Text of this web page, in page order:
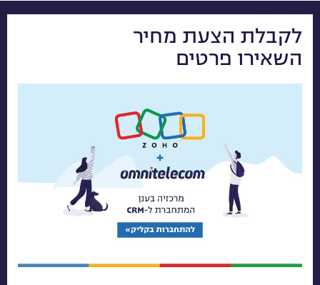
לקבלת הצעת מחיר
השאירו פרטים